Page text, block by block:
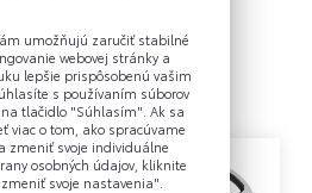
umožňujú zaručiť stabilné
webovej stránky a
lepšie prispôsobenú vašim
s používaním súborov
tlačidlo "Súhlasím". Ak sa
viac o tom, ako spracúvame
zmeniť svoje individuálne
osobných údajov, kliknite
svoje nastavenia".